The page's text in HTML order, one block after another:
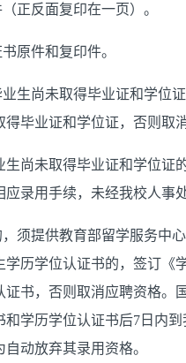
正反面复印在一页）。
原件和复印件。
生尚未取得毕业证和学位
得毕业证和学位证，否则取
生尚未取得毕业证和学位证
应录用手续，未经我校人事
须提供教育部留学服务中
学历学位认证书的，签订《
证书，否则取消应聘资格
和学历学位认证书后7 日内
动放弃其录用资格。